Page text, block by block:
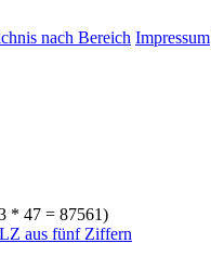
nach Bereich Impressum
* 47 = 87561)
aus fünf Ziffern